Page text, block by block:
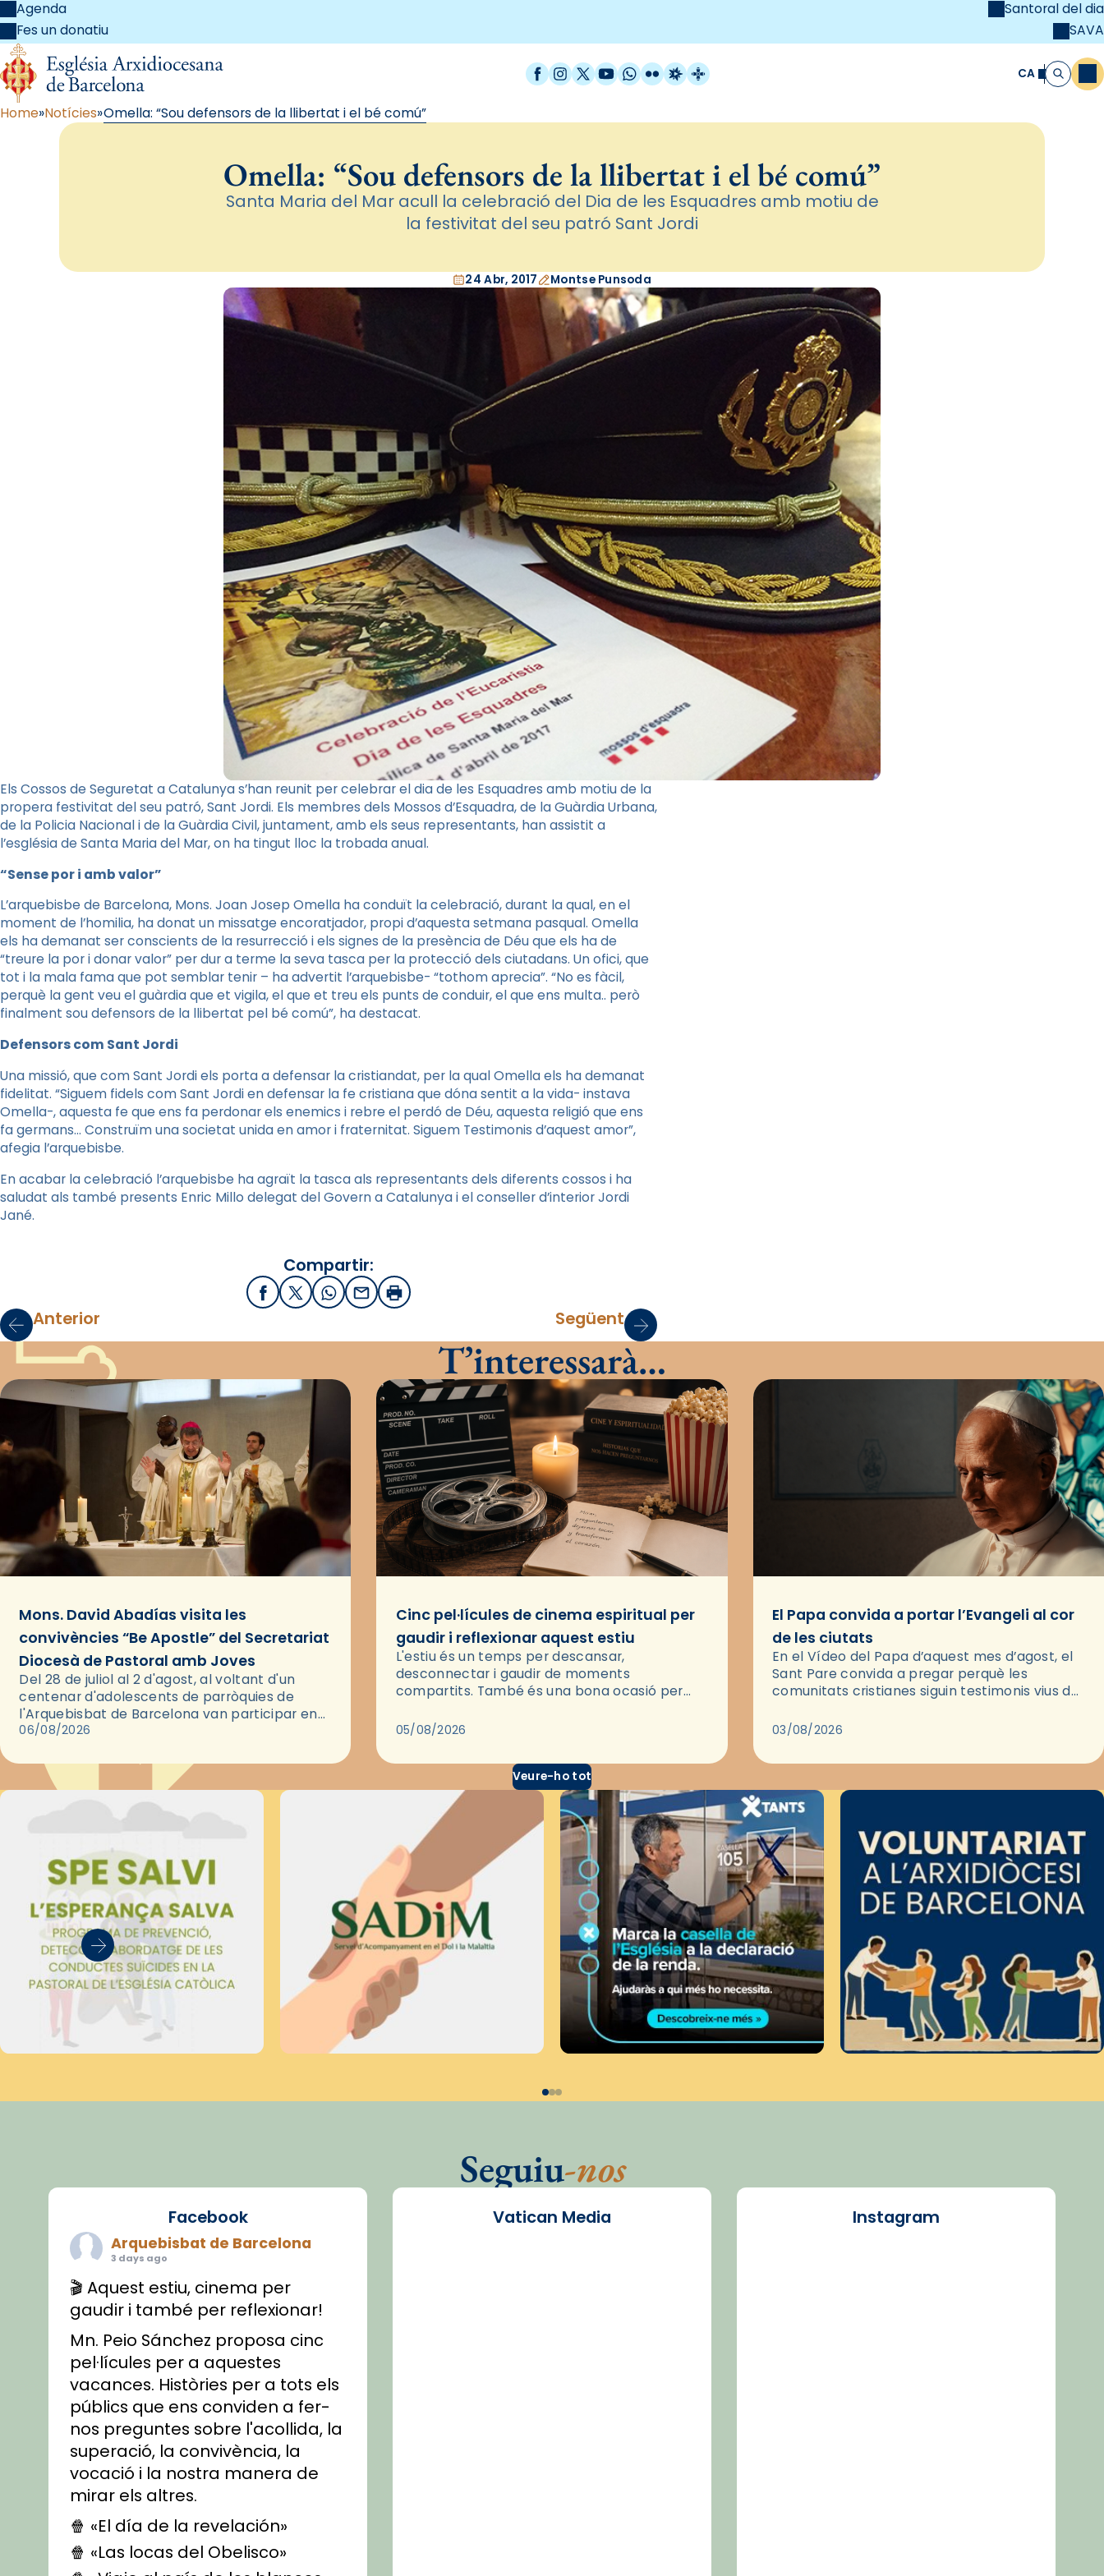
Agenda
Fes un donatiu
Santoral del dia
SAVA
Facebook
Instagram
X / Twitter
YouTube
WhatsApp
FlickrRadio Estel
Catalunya Cristiana CA Cerca
Home Notícies Omella: “Sou defensors de la llibertat i el bé comú”
Omella: “Sou defensors de la llibertat i el bé comú”
Santa Maria del Mar acull la celebració del Dia de les Esquadres amb motiu de
la festivitat del seu patró Sant Jordi
24 Abr, 2017 Montse Punsoda
Els Cossos de Seguretat a Catalunya s’han reunit per celebrar el dia de les Esquadres amb motiu de la
propera festivitat del seu patró, Sant Jordi. Els membres dels Mossos d’Esquadra, de la Guàrdia Urbana,
de la Policia Nacional i de la Guàrdia Civil, juntament, amb els seus representants, han assistit a
l’església de Santa Maria del Mar, on ha tingut lloc la trobada anual.
“Sense por i amb valor”
L’arquebisbe de Barcelona, Mons. Joan Josep Omella ha conduït la celebració, durant la qual, en el
moment de l’homilia, ha donat un missatge encoratjador, propi d’aquesta setmana pasqual. Omella
els ha demanat ser conscients de la resurrecció i els signes de la presència de Déu que els ha de
“treure la por i donar valor” per dur a terme la seva tasca per la protecció dels ciutadans. Un ofici, que
tot i la mala fama que pot semblar tenir – ha advertit l’arquebisbe- “tothom aprecia”. “No es fàcil,
perquè la gent veu el guàrdia que et vigila, el que et treu els punts de conduir, el que ens multa.. però
finalment sou defensors de la llibertat pel bé comú”, ha destacat.
Defensors com Sant Jordi
Una missió, que com Sant Jordi els porta a defensar la cristiandat, per la qual Omella els ha demanat
fidelitat. “Siguem fidels com Sant Jordi en defensar la fe cristiana que dóna sentit a la vida- instava
Omella-, aquesta fe que ens fa perdonar els enemics i rebre el perdó de Déu, aquesta religió que ens
fa germans… Construïm una societat unida en amor i fraternitat. Siguem Testimonis d’aquest amor”,
afegia l’arquebisbe.
En acabar la celebració l’arquebisbe ha agraït la tasca als representants dels diferents cossos i ha
saludat als també presents Enric Millo delegat del Govern a Catalunya i el conseller d’interior Jordi
Jané.
Compartir:
FacebookX / Twitter
WhatsApp
EmailImprimir
Anterior Següent
T’interessarà…
Mons. David Abadías visita les
convivències “Be Apostle” del Secretariat
Diocesà de Pastoral amb Joves
Del 28 de juliol al 2 d'agost, al voltant d'un
centenar d'adolescents de parròquies de
l'Arquebisbat de Barcelona van participar en
les convivències Be Apostle, organitzades pel
06/08/2026
Cinc pel·lícules de cinema espiritual per
gaudir i reflexionar aquest estiu
L'estiu és un temps per descansar,
desconnectar i gaudir de moments
compartits. També és una bona ocasió per
través del cinema, reflexionar sobre les…
05/08/2026
El Papa convida a portar l’Evangeli al cor
de les ciutats
En el Vídeo del Papa d’aquest mes d’agost, el
Sant Pare convida a pregar perquè les
comunitats cristianes siguin testimonis vius de
pregària, el…
03/08/2026
Veure-ho tot
Seguiu-nos
Facebook
Arquebisbat de Barcelona
3 days ago
🎬 Aquest estiu, cinema per
gaudir i també per reflexionar!
Mn. Peio Sánchez proposa cinc
pel·lícules per a aquestes
vacances. Històries per a tots els
públics que ens conviden a fer-
nos preguntes sobre l'acollida, la
superació, la convivència, la
vocació i la nostra manera de
mirar els altres.
🍿 «El día de la revelación»
🍿 «Las locas del Obelisco»
Vatican Media Instagram